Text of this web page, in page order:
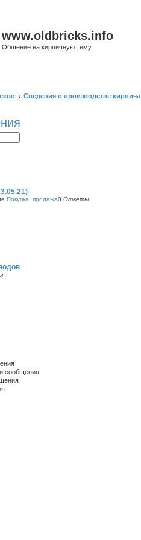
www.oldbricks.info
Общение на кирпичную тему
Сведения о производстве кирпича
Покупка, продажа0 Ответы
сообщения